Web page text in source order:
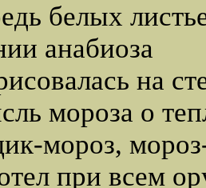
белых
анабиоза
на
мороза о
мороз,
при всем